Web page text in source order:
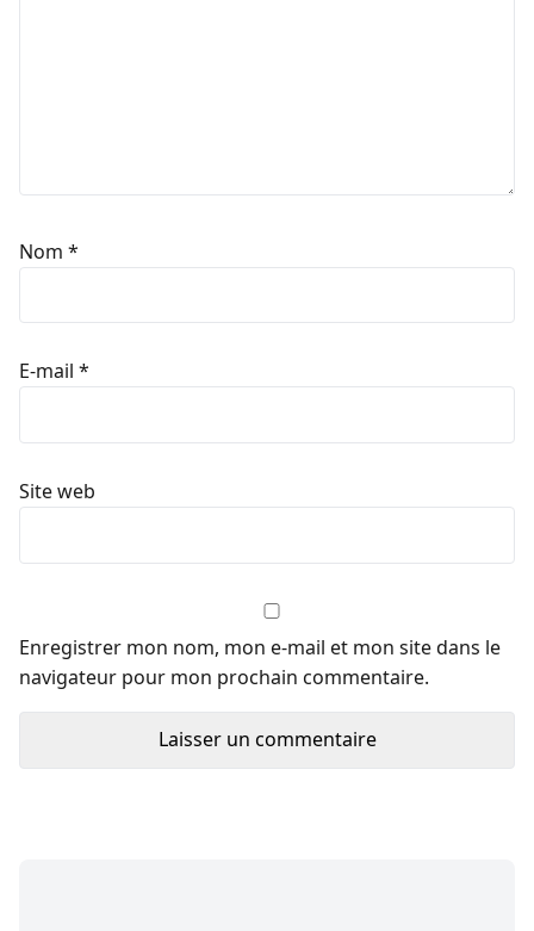
Nom *
E-mail *
Site web
Enregistrer mon nom, mon e-mail et mon site dans le
navigateur pour mon prochain commentaire.